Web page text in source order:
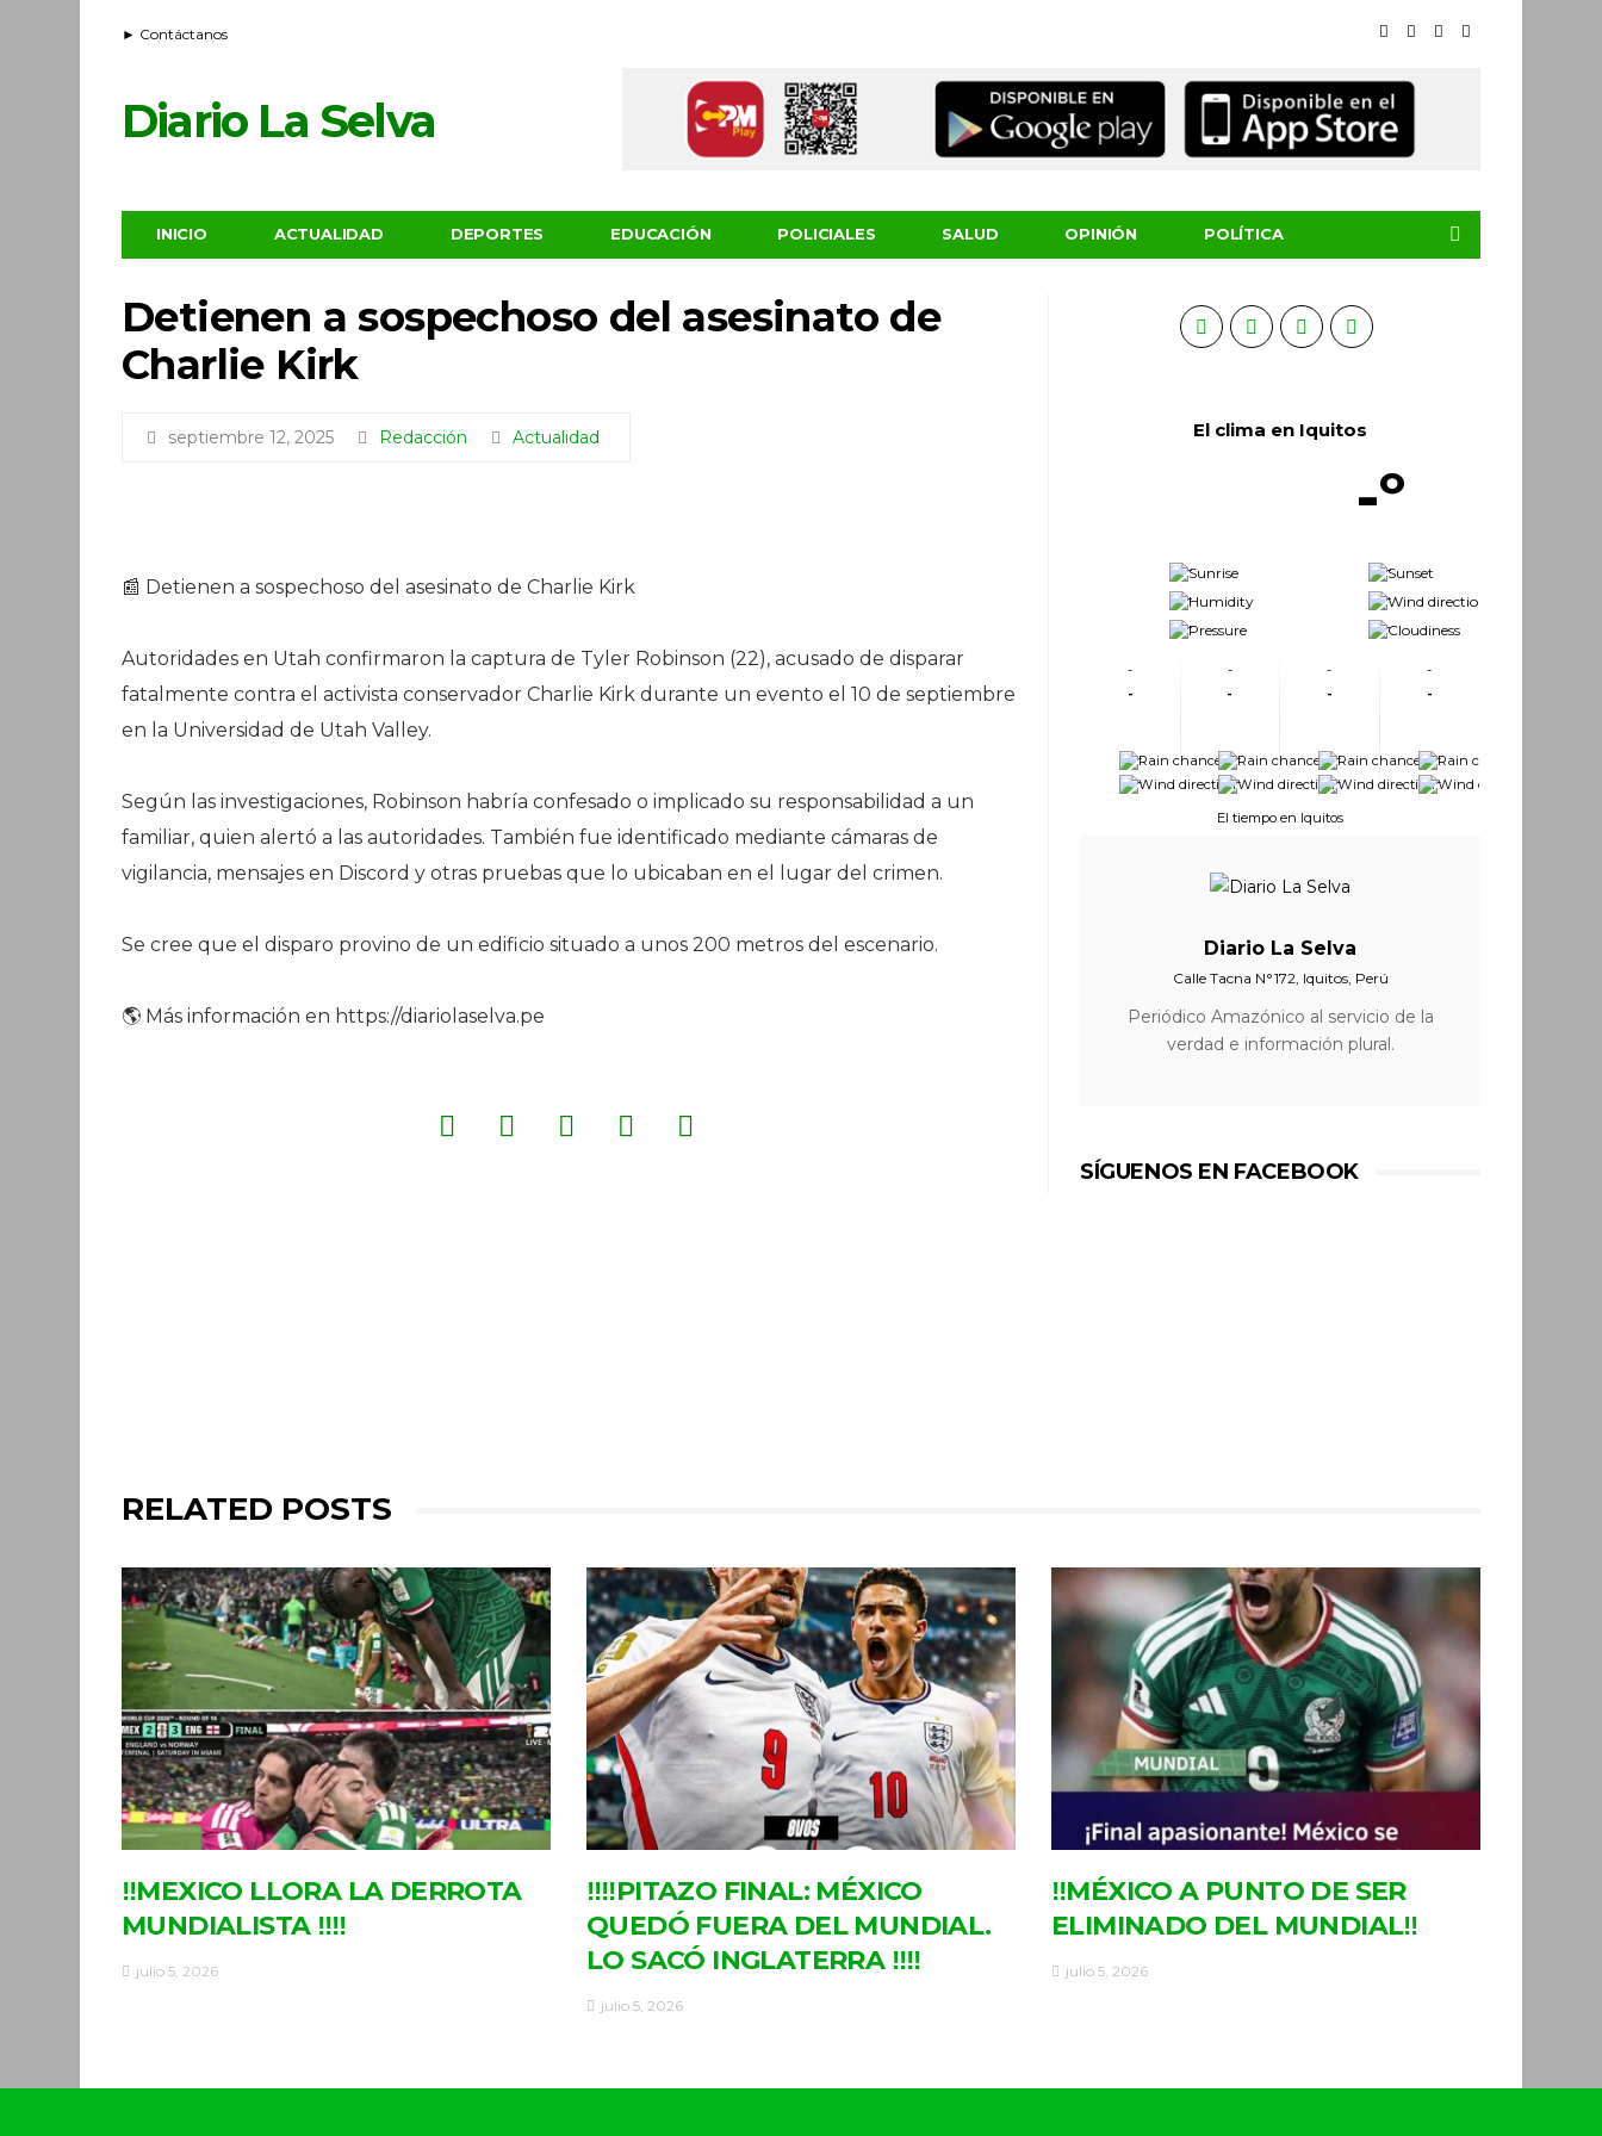
► Contáctanos
Diario La Selva
INICIO ACTUALIDAD DEPORTES EDUCACIÓN POLICIALES SALUD OPINIÓN POLÍTICA
Detienen a sospechoso del asesinato de
Charlie Kirk
septiembre 12, 2025 Redacción Actualidad
📰 Detienen a sospechoso del asesinato de Charlie Kirk
Autoridades en Utah confirmaron la captura de Tyler Robinson (22), acusado de disparar
fatalmente contra el activista conservador Charlie Kirk durante un evento el 10 de septiembre
en la Universidad de Utah Valley.
Según las investigaciones, Robinson habría confesado o implicado su responsabilidad a un
familiar, quien alertó a las autoridades. También fue identificado mediante cámaras de
vigilancia, mensajes en Discord y otras pruebas que lo ubicaban en el lugar del crimen.
Se cree que el disparo provino de un edificio situado a unos 200 metros del escenario.
🌎 Más información en https://diariolaselva.pe
El clima en Iquitos
-º
-
-
-
-
-
-
-
-
-
-
-
-
-
-
-
-
-
-
-
-
-
-
El tiempo en Iquitos
Diario La Selva
Calle Tacna N°172, Iquitos, Perú
Periódico Amazónico al servicio de la
verdad e información plural.
SÍGUENOS EN FACEBOOK
RELATED POSTS
‼MEXICO LLORA LA DERROTA
MUNDIALISTA ‼‼
julio 5, 2026
‼‼PITAZO FINAL: MÉXICO
QUEDÓ FUERA DEL MUNDIAL.
LO SACÓ INGLATERRA ‼‼
julio 5, 2026
‼MÉXICO A PUNTO DE SER
ELIMINADO DEL MUNDIAL‼
julio 5, 2026